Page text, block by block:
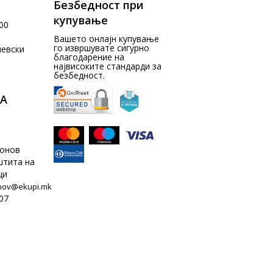
на
Безбедност при
купување
Вашето онлајн купување
го извршувате сигурно
благодарение на
највисоките стандарди за
безбедност.